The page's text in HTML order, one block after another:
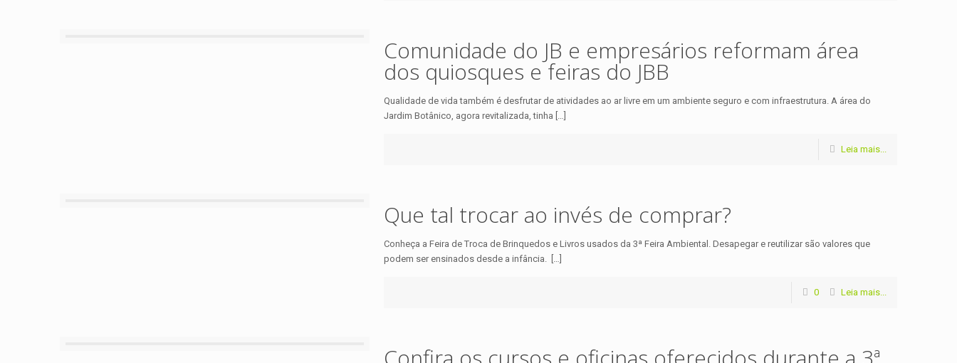
Comunidade do JB e empresários reformam área
dos quiosques e feiras do JBB
Qualidade de vida também é desfrutar de atividades ao ar livre em um ambiente seguro e com infraestrutura. A área do
Jardim Botânico, agora revitalizada, tinha […]
Leia mais...
Que tal trocar ao invés de comprar?
Conheça a Feira de Troca de Brinquedos e Livros usados da 3ª Feira Ambiental. Desapegar e reutilizar são valores que
podem ser ensinados desde a infância.
[…]
0 Leia mais...